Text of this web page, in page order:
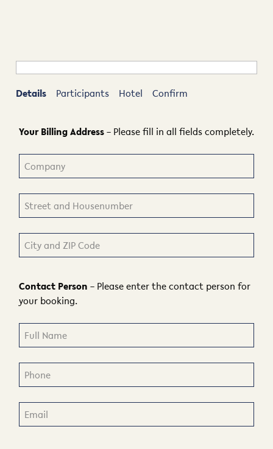
Details Participants Hotel Confirm
Your Billing Address– Please fill in all fields completely.
Contact Person – Please enter the contact person for
your booking.